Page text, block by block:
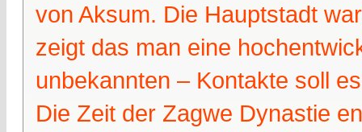
von Aksum. Die Hauptstadt
zeigt das man eine
unbekannten – Kontakte soll
Die Zeit der Zagwe Dynastie